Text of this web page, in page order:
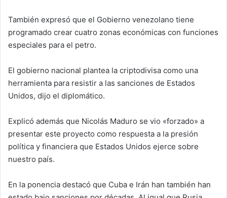
También expresó que el Gobierno venezolano tiene
programado crear cuatro zonas económicas con funciones
especiales para el petro.
El gobierno nacional plantea la criptodivisa como una
herramienta para resistir a las sanciones de Estados
Unidos, dijo el diplomático.
Explicó además que Nicolás Maduro se vio «forzado» a
presentar este proyecto como respuesta a la presión
política y financiera que Estados Unidos ejerce sobre
nuestro país.
En la ponencia destacó que Cuba e Irán han también han